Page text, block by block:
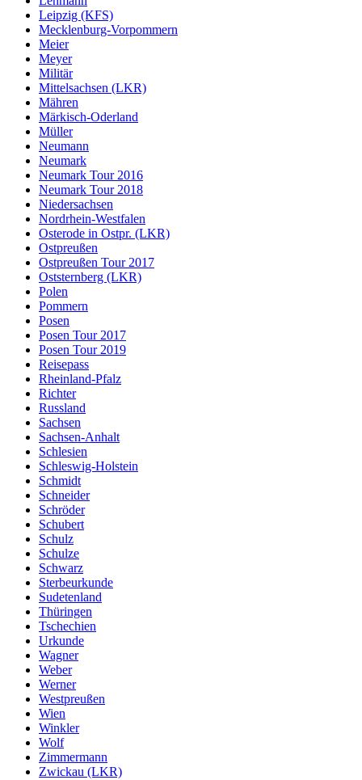
Leipzig (KFS)
Mecklenburg-Vorpommern
Meier
Meyer
Militär
Mittelsachsen (LKR)
Mähren
Märkisch-Oderland
Müller
Neumann
Neumark
Neumark Tour 2016
Neumark Tour 2018
Niedersachsen
Nordrhein-Westfalen
Osterode in Ostpr. (LKR)
Ostpreußen
Ostpreußen Tour 2017
Oststernberg (LKR)
Polen
Pommern
Posen
Posen Tour 2017
Posen Tour 2019
Reisepass
Rheinland-Pfalz
Richter
Russland
Sachsen
Sachsen-Anhalt
Schlesien
Schleswig-Holstein
Schmidt
Schneider
Schröder
Schubert
Schulz
Schulze
Schwarz
Sterbeurkunde
Sudetenland
Thüringen
Tschechien
Urkunde
Wagner
Weber
Werner
Westpreußen
Wien
Winkler
Wolf
Zimmermann
Zwickau (LKR)